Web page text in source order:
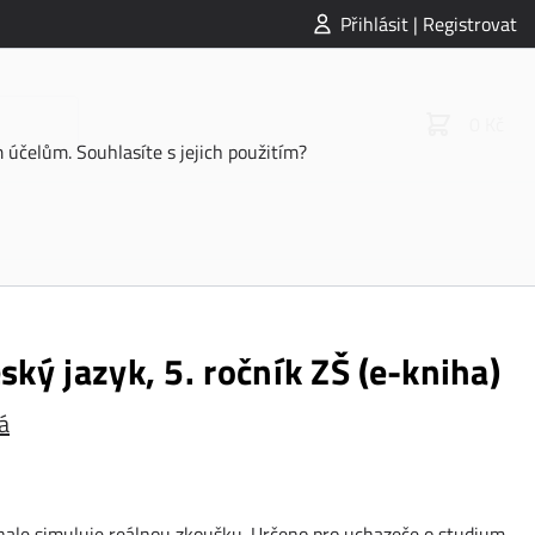
Přihlásit | Registrovat
Souhlasíte s jejich použitím?
jazyk, 5. ročník ZŠ (e-kniha)